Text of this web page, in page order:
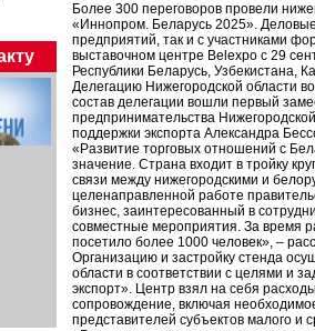
Более 300 переговоров провели
«Иннопром. Беларусь 2025».
предприятий, так и с участниками
выставочном центре Belexpo с 29
Республики Беларусь, Узбекистана,
Делегацию Нижегородской области
состав делегации вошли первый
предпринимательства
поддержки экспорта Александра
«Развитие торговых отношений с
значение. Страна входит в тройку
связи между нижегородскими и
целенаправленной работе
бизнес, заинтересованный в
совместные мероприятия. За время
посетило более 1000 человек», –
Организацию и застройку стенда
области в соответствии с целями и
экспорт». Центр взял на себя
сопровождение, включая
представителей субъектов малого и